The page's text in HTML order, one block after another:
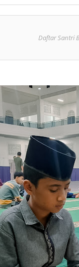
Daftar Santri